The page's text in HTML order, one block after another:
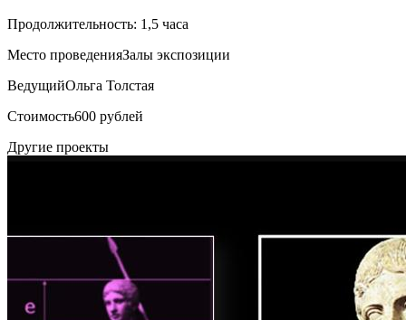
Продолжительность: 1,5 часа
Место проведенияЗалы экспозиции
ВедущийОльга Толстая
Стоимость600 рублей
Другие проекты